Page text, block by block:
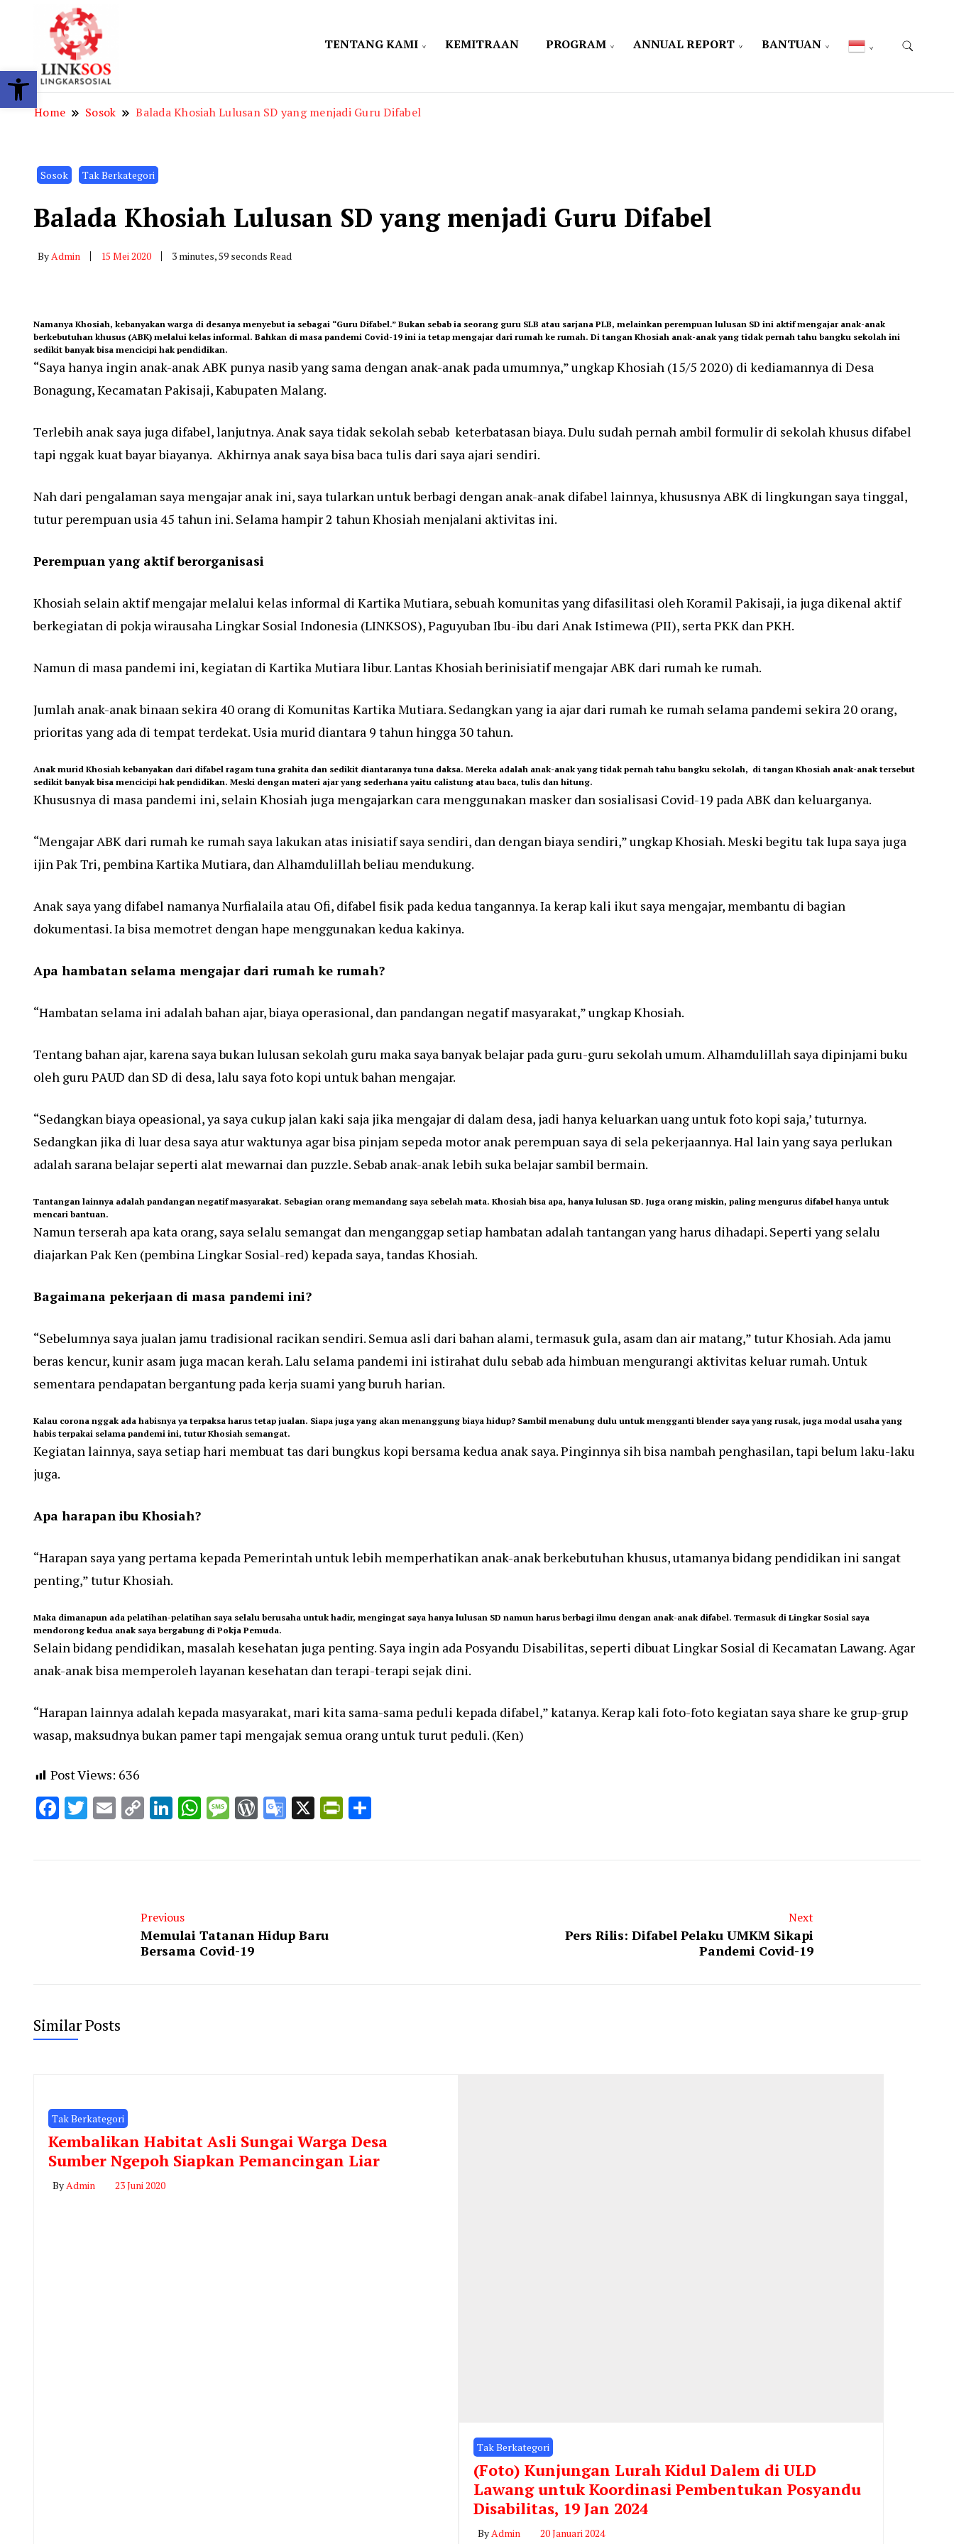
Open toolbar
TENTANG KAMI KEMITRAAN PROGRAM ANNUAL REPORT BANTUAN
Home Sosok Balada Khosiah Lulusan SD yang menjadi Guru Difabel
Sosok Tak Berkategori
Balada Khosiah Lulusan SD yang menjadi Guru Difabel
ByAdmin 15 Mei 2020 3 minutes, 59 seconds Read
Namanya Khosiah, kebanyakan warga di desanya menyebut ia sebagai “Guru Difabel.” Bukan sebab ia seorang guru SLB atau sarjana PLB, melainkan perempuan lulusan SD ini aktif mengajar anak-anak
berkebutuhan khusus (ABK) melalui kelas informal. Bahkan di masa pandemi Covid-19 ini ia tetap mengajar dari rumah ke rumah. Di tangan Khosiah anak-anak yang tidak pernah tahu bangku sekolah ini
sedikit banyak bisa mencicipi hak pendidikan.
“Saya hanya ingin anak-anak ABK punya nasib yang sama dengan anak-anak pada umumnya,” ungkap Khosiah (15/5 2020) di kediamannya di Desa
Bonagung, Kecamatan Pakisaji, Kabupaten Malang.
Terlebih anak saya juga difabel, lanjutnya. Anak saya tidak sekolah sebab keterbatasan biaya. Dulu sudah pernah ambil formulir di sekolah khusus difabel
tapi nggak kuat bayar biayanya. Akhirnya anak saya bisa baca tulis dari saya ajari sendiri.
Nah dari pengalaman saya mengajar anak ini, saya tularkan untuk berbagi dengan anak-anak difabel lainnya, khususnya ABK di lingkungan saya tinggal,
tutur perempuan usia 45 tahun ini. Selama hampir 2 tahun Khosiah menjalani aktivitas ini.
Perempuan yang aktif berorganisasi
Khosiah selain aktif mengajar melalui kelas informal di Kartika Mutiara, sebuah komunitas yang difasilitasi oleh Koramil Pakisaji, ia juga dikenal aktif
berkegiatan di pokja wirausaha Lingkar Sosial Indonesia (LINKSOS), Paguyuban Ibu-ibu dari Anak Istimewa (PII), serta PKK dan PKH.
Namun di masa pandemi ini, kegiatan di Kartika Mutiara libur. Lantas Khosiah berinisiatif mengajar ABK dari rumah ke rumah.
Jumlah anak-anak binaan sekira 40 orang di Komunitas Kartika Mutiara. Sedangkan yang ia ajar dari rumah ke rumah selama pandemi sekira 20 orang,
prioritas yang ada di tempat terdekat. Usia murid diantara 9 tahun hingga 30 tahun.
Anak murid Khosiah kebanyakan dari difabel ragam tuna grahita dan sedikit diantaranya tuna daksa. Mereka adalah anak-anak yang tidak pernah tahu bangku sekolah, di tangan Khosiah anak-anak tersebut
sedikit banyak bisa mencicipi hak pendidikan. Meski dengan materi ajar yang sederhana yaitu calistung atau baca, tulis dan hitung.
Khususnya di masa pandemi ini, selain Khosiah juga mengajarkan cara menggunakan masker dan sosialisasi Covid-19 pada ABK dan keluarganya.
“Mengajar ABK dari rumah ke rumah saya lakukan atas inisiatif saya sendiri, dan dengan biaya sendiri,” ungkap Khosiah. Meski begitu tak lupa saya juga
ijin Pak Tri, pembina Kartika Mutiara, dan Alhamdulillah beliau mendukung.
Anak saya yang difabel namanya Nurfialaila atau Ofi, difabel fisik pada kedua tangannya. Ia kerap kali ikut saya mengajar, membantu di bagian
dokumentasi. Ia bisa memotret dengan hape menggunakan kedua kakinya.
Apa hambatan selama mengajar dari rumah ke rumah?
“Hambatan selama ini adalah bahan ajar, biaya operasional, dan pandangan negatif masyarakat,” ungkap Khosiah.
Tentang bahan ajar, karena saya bukan lulusan sekolah guru maka saya banyak belajar pada guru-guru sekolah umum. Alhamdulillah saya dipinjami buku
oleh guru PAUD dan SD di desa, lalu saya foto kopi untuk bahan mengajar.
“Sedangkan biaya opeasional, ya saya cukup jalan kaki saja jika mengajar di dalam desa, jadi hanya keluarkan uang untuk foto kopi saja,’ tuturnya.
Sedangkan jika di luar desa saya atur waktunya agar bisa pinjam sepeda motor anak perempuan saya di sela pekerjaannya. Hal lain yang saya perlukan
adalah sarana belajar seperti alat mewarnai dan puzzle. Sebab anak-anak lebih suka belajar sambil bermain.
Tantangan lainnya adalah pandangan negatif masyarakat. Sebagian orang memandang saya sebelah mata. Khosiah bisa apa, hanya lulusan SD. Juga orang miskin, paling mengurus difabel hanya untuk
mencari bantuan.
Namun terserah apa kata orang, saya selalu semangat dan menganggap setiap hambatan adalah tantangan yang harus dihadapi. Seperti yang selalu
diajarkan Pak Ken (pembina Lingkar Sosial-red) kepada saya, tandas Khosiah.
Bagaimana pekerjaan di masa pandemi ini?
“Sebelumnya saya jualan jamu tradisional racikan sendiri. Semua asli dari bahan alami, termasuk gula, asam dan air matang,” tutur Khosiah. Ada jamu
beras kencur, kunir asam juga macan kerah. Lalu selama pandemi ini istirahat dulu sebab ada himbuan mengurangi aktivitas keluar rumah. Untuk
sementara pendapatan bergantung pada kerja suami yang buruh harian.
Kalau corona nggak ada habisnya ya terpaksa harus tetap jualan. Siapa juga yang akan menanggung biaya hidup? Sambil menabung dulu untuk mengganti blender saya yang rusak, juga modal usaha yang
habis terpakai selama pandemi ini, tutur Khosiah semangat.
Kegiatan lainnya, saya setiap hari membuat tas dari bungkus kopi bersama kedua anak saya. Pinginnya sih bisa nambah penghasilan, tapi belum laku-laku
juga.
Apa harapan ibu Khosiah?
“Harapan saya yang pertama kepada Pemerintah untuk lebih memperhatikan anak-anak berkebutuhan khusus, utamanya bidang pendidikan ini sangat
penting,” tutur Khosiah.
Maka dimanapun ada pelatihan-pelatihan saya selalu berusaha untuk hadir, mengingat saya hanya lulusan SD namun harus berbagi ilmu dengan anak-anak difabel. Termasuk di Lingkar Sosial saya
mendorong kedua anak saya bergabung di Pokja Pemuda.
Selain bidang pendidikan, masalah kesehatan juga penting. Saya ingin ada Posyandu Disabilitas, seperti dibuat Lingkar Sosial di Kecamatan Lawang. Agar
anak-anak bisa memperoleh layanan kesehatan dan terapi-terapi sejak dini.
“Harapan lainnya adalah kepada masyarakat, mari kita sama-sama peduli kepada difabel,” katanya. Kerap kali foto-foto kegiatan saya share ke grup-grup
wasap, maksudnya bukan pamer tapi mengajak semua orang untuk turut peduli. (Ken)
Post Views: 636
Facebook
Twitter
EmailCopyLinkedIn
WhatsApp
Message
WordPress
Google
X PrintFriendly
Previous
Memulai Tatanan Hidup Baru
Bersama Covid-19
Next
Pers Rilis: Difabel Pelaku UMKM Sikapi
Pandemi Covid-19
Similar Posts
Tak Berkategori
Kembalikan Habitat Asli Sungai Warga Desa
Sumber Ngepoh Siapkan Pemancingan Liar
By Admin 23 Juni 2020
Tak Berkategori
(Foto) Kunjungan Lurah Kidul Dalem di ULD
Lawang untuk Koordinasi Pembentukan Posyandu
Disabilitas, 19 Jan 2024
ByAdmin 20 Januari 2024